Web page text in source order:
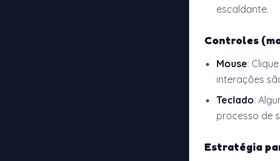
escaldante.
Controles
Mouse:
interações
Teclado:
processo de
Estratégia